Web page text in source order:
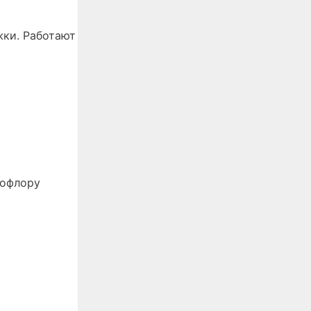
Работают